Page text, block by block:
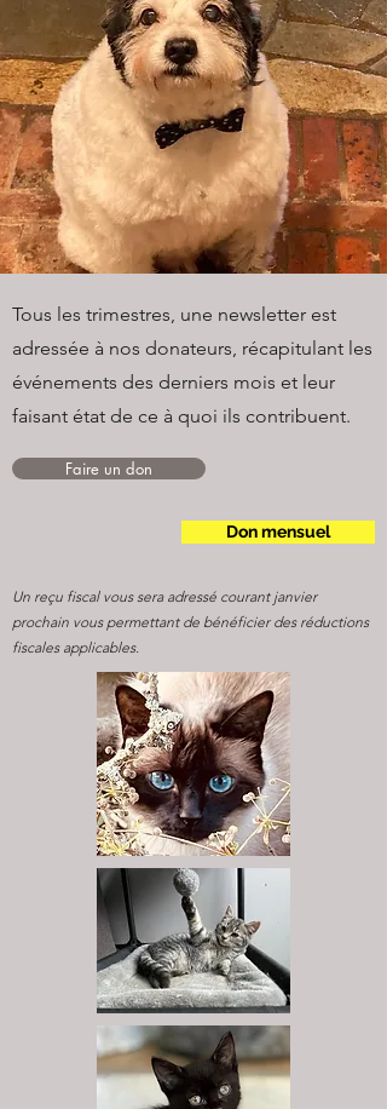
Tous les trimestres, une newsletter est
adressée à nos donateurs, récapitulant les
événements des derniers mois et leur
faisant état de ce à quoi ils contribuent.
Faire un don
Don mensuel
Un reçu fiscal vous sera adressé courant janvier
prochain vous permettant de bénéficier des réductions
fiscales applicables.